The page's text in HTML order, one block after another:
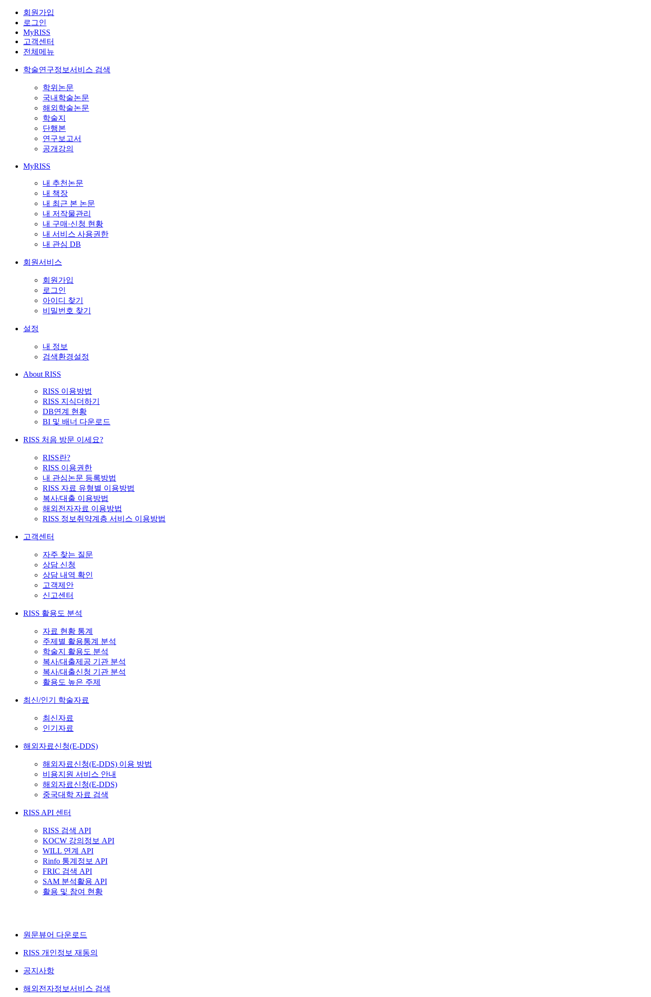
회원가입
로그인
MyRISS
고객센터
전체메뉴
학술연구정보서비스 검색
학위논문
국내학술논문
해외학술논문
학술지
단행본
연구보고서
공개강의
MyRISS
내 추천논문
내 책장
내 최근 본 논문
내 저작물관리
내 구매·신청 현황
내 서비스 사용권한
내 관심 DB
회원서비스
회원가입
로그인
아이디 찾기
비밀번호 찾기
설정
내 정보
검색환경설정
About RISS
RISS 이용방법
RISS 지식더하기
DB연계 현황
BI 및 배너 다운로드
RISS 처음 방문 이세요?
RISS란?
RISS 이용권한
내 관심논문 등록방법
RISS 자료 유형별 이용방법
복사/대출 이용방법
해외전자자료 이용방법
RISS 정보취약계층 서비스 이용방법
고객센터
자주 찾는 질문
상담 신청
상담 내역 확인
고객제안
신고센터
RISS 활용도 분석
자료 현황 통계
주제별 활용통계 분석
학술지 활용도 분석
복사/대출제공 기관 분석
복사/대출신청 기관 분석
활용도 높은 주제
최신/인기 학술자료
최신자료
인기자료
해외자료신청(E-DDS)
해외자료신청(E-DDS) 이용 방법
비용지원 서비스 안내
해외자료신청(E-DDS)
중국대학 자료 검색
RISS API 센터
RISS 검색 API
KOCW 강의정보 API
WILL 연계 API
Rinfo 통계정보 API
FRIC 검색 API
SAM 분석활용 API
활용 및 참여 현황
원문뷰어 다운로드
RISS 개인정보 재동의
공지사항
해외전자정보서비스 검색